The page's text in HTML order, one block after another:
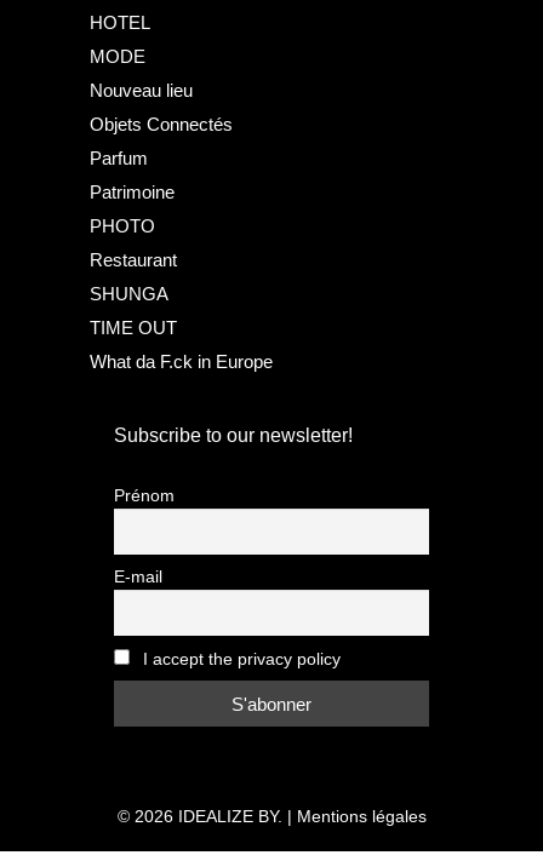
HOTEL
MODE
Nouveau lieu
Objets Connectés
Parfum
Patrimoine
PHOTO
Restaurant
SHUNGA
TIME OUT
What da F.ck in Europe
Subscribe to our newsletter!
Prénom
E-mail
I accept the privacy policy
© 2026 IDEALIZE BY. | Mentions légales